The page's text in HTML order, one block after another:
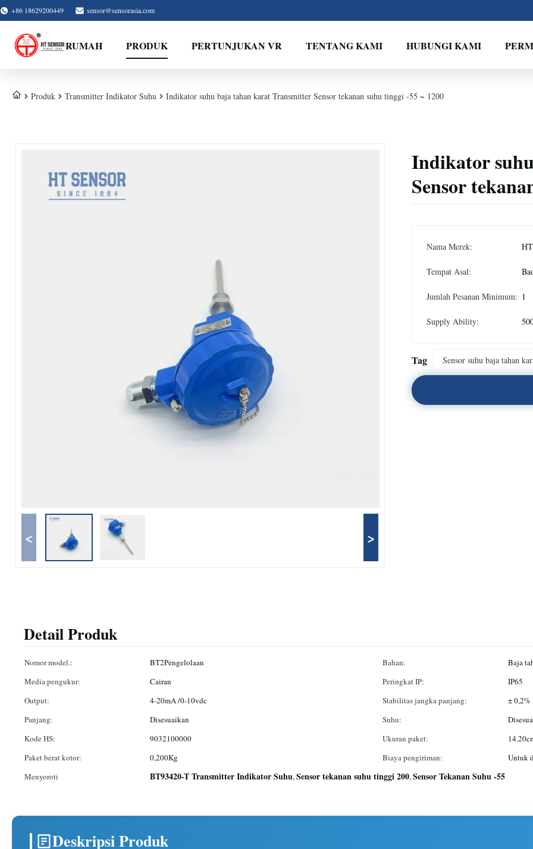
+86 18629200449 sensor@sensorasia.com
RUMAH PRODUK PERTUNJUKAN VR TENTANG KAMI HUBUNGI KAMI
Produk Transmitter Indikator Suhu Indikator suhu baja tahan karat Transmitter Sensor tekanan suhu tinggi -55 ~ 1200
< >
Indikator
Sensor
Nama Merek:
Tempat Asal:
Jumlah Pesanan Minimum: 1
Supply Ability:
Tag Sensor suhu baja tahan
Detail Produk
Nomor model.: BT2Pengelolaan Bahan:
Baja
Media pengukur:
Cairan Peringkat IP:
IP65
Output:
4-20mA /0-10vdc Stabilitas jangka panjang:
± 0,2%
Panjang:
Disesuaikan Suhu:
Kode HS:
9032100000 Ukuran paket:
Paket berat kotor:
0,200Kg Biaya pengiriman:
Untuk
Menyoroti
BT93420-T Transmitter Indikator Suhu,Sensor tekanan suhu tinggi 200,Sensor Tekanan Suhu -55
Deskripsi Produk